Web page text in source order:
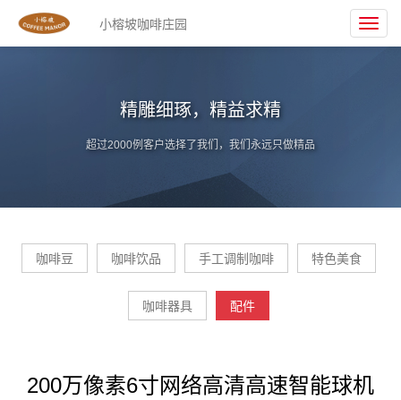
小榕坡咖啡庄园
精雕细琢，精益求精
超过2000例客户选择了我们，我们永远只做精品
咖啡豆 咖啡饮品 手工调制咖啡 特色美食
咖啡器具 配件
200万像素6寸网络高清高速智能球机